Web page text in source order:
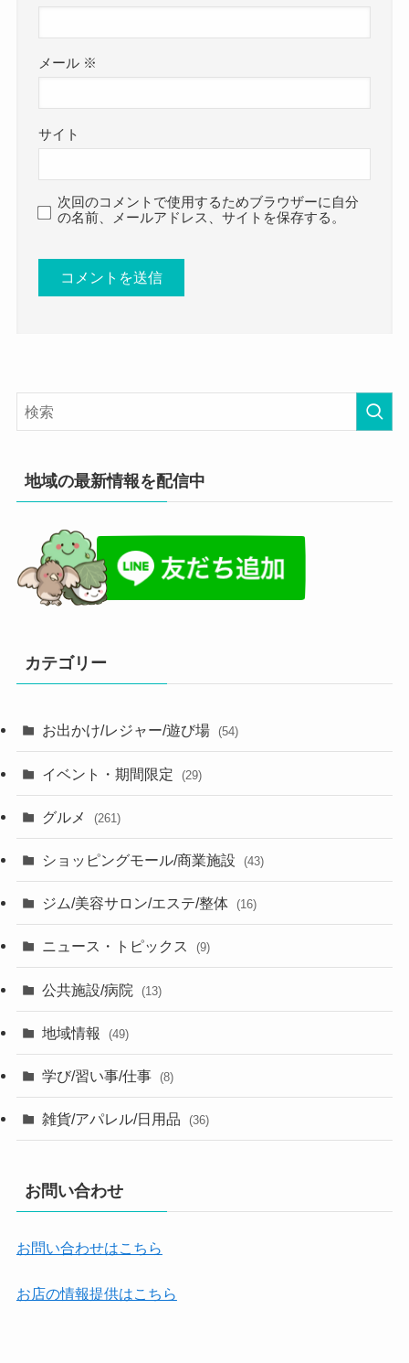
メール ※
サイト
次回のコメントで使用するためブラウザーに自分
の名前、メールアドレス、サイトを保存する。
地域の最新情報を配信中
カテゴリー
お出かけ/レジャー/遊び場 (54)
イベント・期間限定 (29)
グルメ (261)
ショッピングモール/商業施設 (43)
ジム/美容サロン/エステ/整体 (16)
ニュース・トピックス (9)
公共施設/病院 (13)
地域情報 (49)
学び/習い事/仕事 (8)
雑貨/アパレル/日用品 (36)
お問い合わせ
お問い合わせはこちら
お店の情報提供はこちら